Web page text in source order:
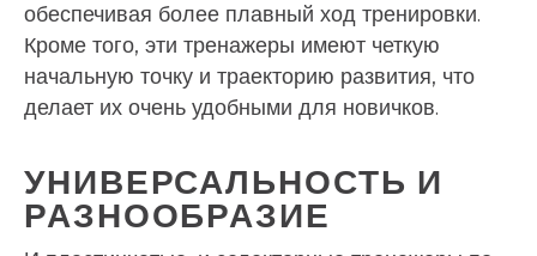
обеспечивая более плавный ход тренировки.
Кроме того, эти тренажеры имеют четкую
начальную точку и траекторию развития, что
делает их очень удобными для новичков.
УНИВЕРСАЛЬНОСТЬ И
РАЗНООБРАЗИЕ